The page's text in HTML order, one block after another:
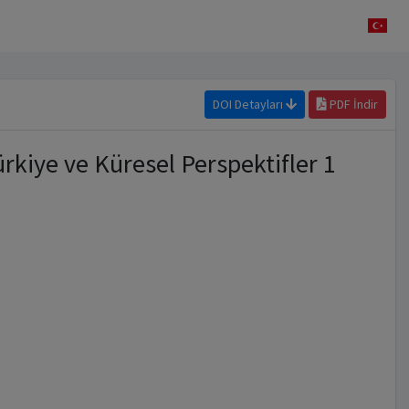
DOI Detayları PDF İndir
ve Küresel Perspektifler 1